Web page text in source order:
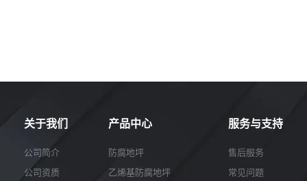
关于我们
公司简介
公司资质
产品中心
防腐地坪
乙烯基防腐地坪
服务与支持
售后服务
常见问题